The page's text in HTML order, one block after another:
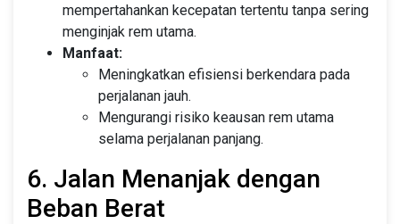
mempertahankan kecepatan tertentu tanpa sering
menginjak rem utama.
Manfaat:
Meningkatkan efisiensi berkendara pada
perjalanan jauh.
Mengurangi risiko keausan rem utama
selama perjalanan panjang.
6. Jalan Menanjak dengan
Beban Berat